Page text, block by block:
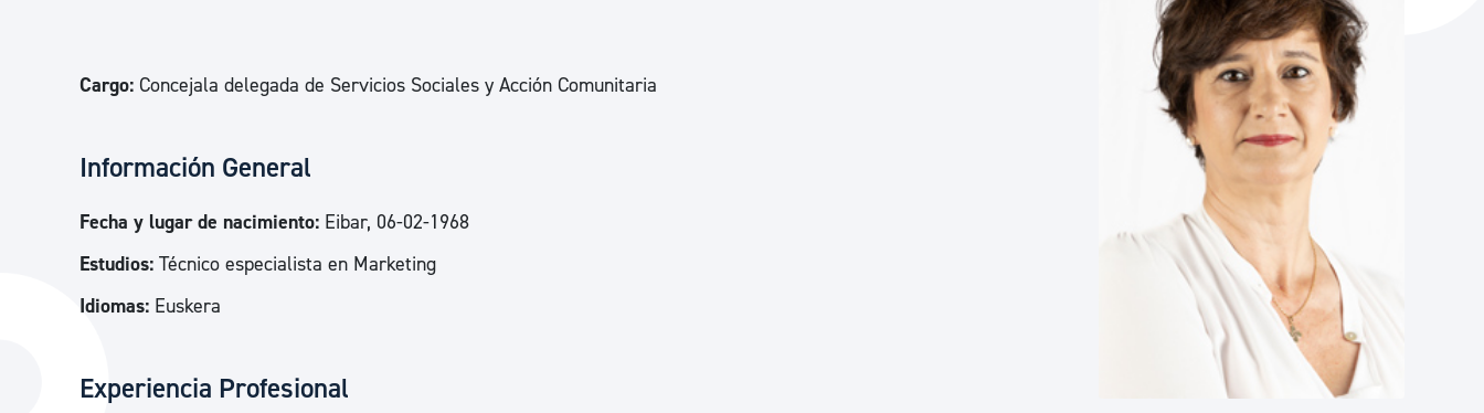
Deporte
La ciudad
Catálogo de trámites
Cargo: Concejala delegada de Servicios Sociales y Acción Comunitaria
Información General
Fecha y lugar de nacimiento: Eibar, 06-02-1968
Estudios: Técnico especialista en Marketing
Idiomas: Euskera
Experiencia Profesional